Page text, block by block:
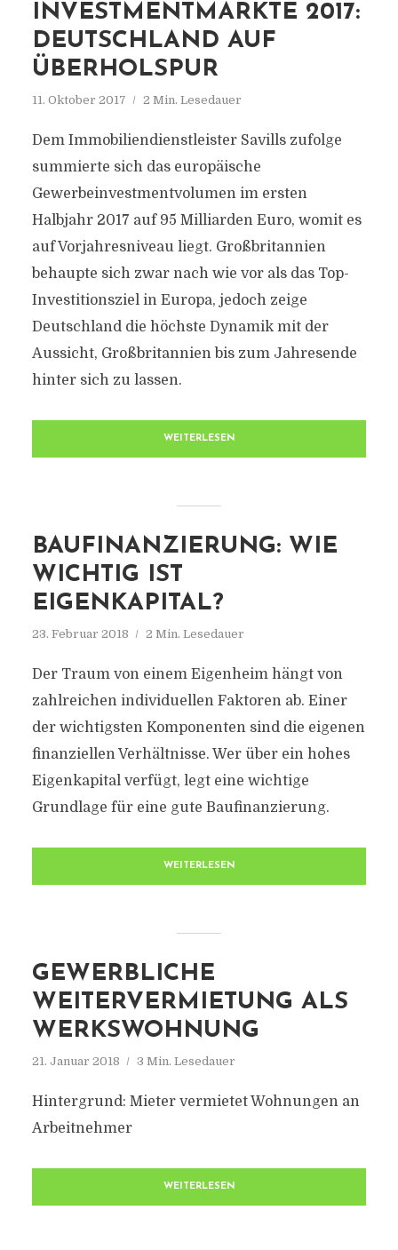
INVESTMENTMÄRKTE 2017:
DEUTSCHLAND AUF
ÜBERHOLSPUR
11. Oktober 2017 2 Min. Lesedauer
Dem Immobiliendienstleister Savills zufolge
summierte sich das europäische
Gewerbeinvestmentvolumen im ersten
Halbjahr 2017 auf 95 Milliarden Euro, womit es
auf Vorjahresniveau liegt. Großbritannien
behaupte sich zwar nach wie vor als das Top-
Investitionsziel in Europa, jedoch zeige
Deutschland die höchste Dynamik mit der
Aussicht, Großbritannien bis zum Jahresende
hinter sich zu lassen.
WEITERLESEN
BAUFINANZIERUNG: WIE
WICHTIG IST
EIGENKAPITAL?
23. Februar 2018 2 Min. Lesedauer
Der Traum von einem Eigenheim hängt von
zahlreichen individuellen Faktoren ab. Einer
der wichtigsten Komponenten sind die eigenen
finanziellen Verhältnisse. Wer über ein hohes
Eigenkapital verfügt, legt eine wichtige
Grundlage für eine gute Baufinanzierung.
WEITERLESEN
GEWERBLICHE
WEITERVERMIETUNG ALS
WERKSWOHNUNG
21. Januar 2018 3 Min. Lesedauer
Hintergrund: Mieter vermietet Wohnungen an
Arbeitnehmer
WEITERLESEN